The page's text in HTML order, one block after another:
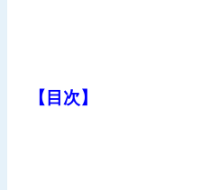
【目次】